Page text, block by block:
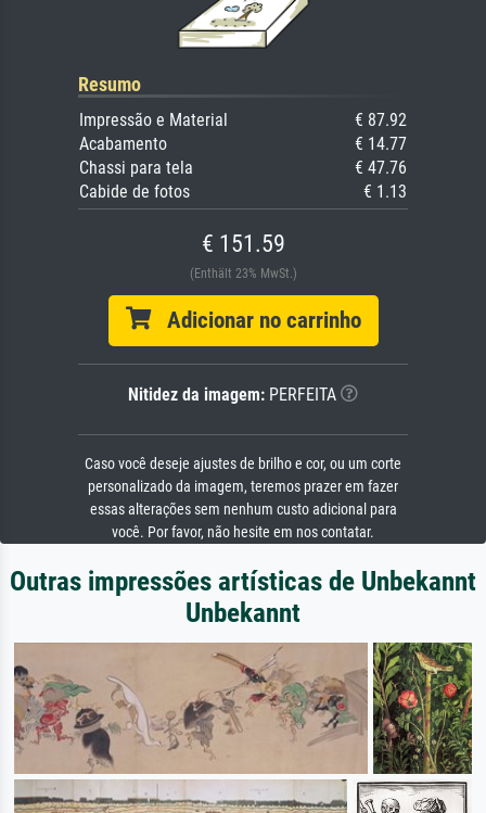
Resumo
Impressão e Material
€ 87.92
Acabamento
€ 14.77
Chassi para tela
€ 47.76
Cabide de fotos
€ 1.13
€ 151.59
(Enthält 23% MwSt.)
Adicionar no carrinho
Nitidez da imagem: PERFEITA
Caso você deseje ajustes de brilho e cor, ou um corte
personalizado da imagem, teremos prazer em fazer
essas alterações sem nenhum custo adicional para
você. Por favor, não hesite em nos contatar.
Outras impressões artísticas de Unbekannt
Unbekannt